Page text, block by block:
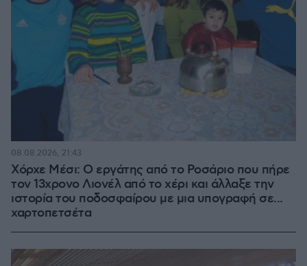
Χόρχε Μέσι: Ο εργάτης από το Ροσάριο που πήρε
τον 13χρονο Λιονέλ από το χέρι και άλλαξε την
ιστορία του ποδοσφαίρου με μια υπογραφή σε...
χαρτοπετσέτα
08.08.2026, 21:43